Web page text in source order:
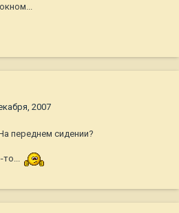
2007
переднем сидении?
то...